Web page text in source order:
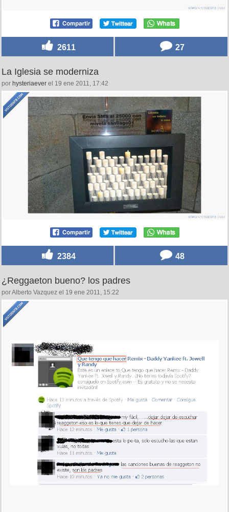
2611 27
La Iglesia se moderniza
por hysteriaever el 19 ene 2011, 17:42
2384 48
¿Reggaeton bueno? los padres
por Alberto Vazquez el 19 ene 2011, 15:22